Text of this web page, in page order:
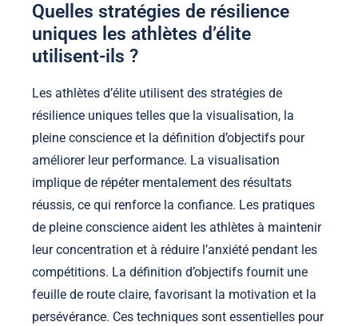
Quelles stratégies de résilience
uniques les athlètes d’élite
utilisent-ils ?
Les athlètes d’élite utilisent des stratégies de
résilience uniques telles que la visualisation, la
pleine conscience et la définition d’objectifs pour
améliorer leur performance. La visualisation
implique de répéter mentalement des résultats
réussis, ce qui renforce la confiance. Les pratiques
de pleine conscience aident les athlètes à maintenir
leur concentration et à réduire l’anxiété pendant les
compétitions. La définition d’objectifs fournit une
feuille de route claire, favorisant la motivation et la
persévérance. Ces techniques sont essentielles pour